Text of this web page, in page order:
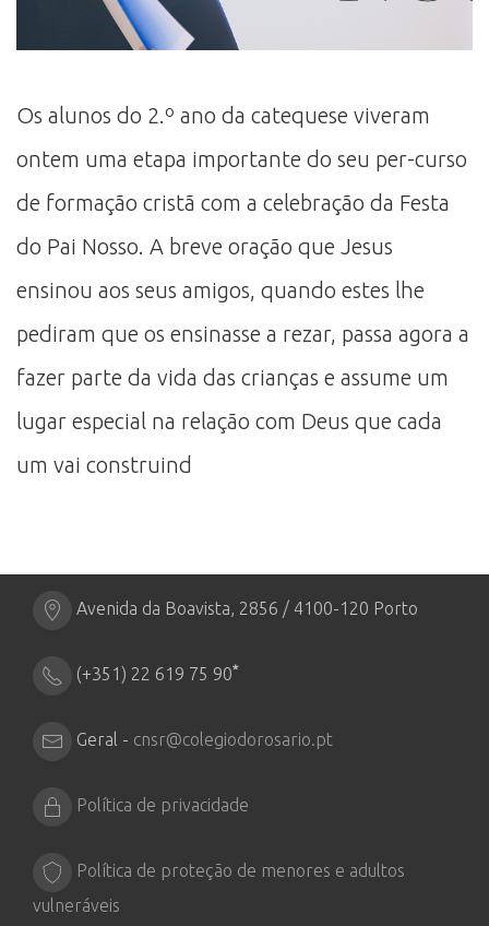
Os alunos do 2.º ano da catequese viveram
ontem uma etapa importante do seu per-curso
de formação cristã com a celebração da Festa
do Pai Nosso. A breve oração que Jesus
ensinou aos seus amigos, quando estes lhe
pediram que os ensinasse a rezar, passa agora a
fazer parte da vida das crianças e assume um
lugar especial na relação com Deus que cada
um vai construind
Avenida da Boavista, 2856 / 4100-120 Porto
(+351) 22 619 75 90*
Geral - cnsr@colegiodorosario.pt
Política de privacidade
Política de proteção de menores e adultos
vulneráveis